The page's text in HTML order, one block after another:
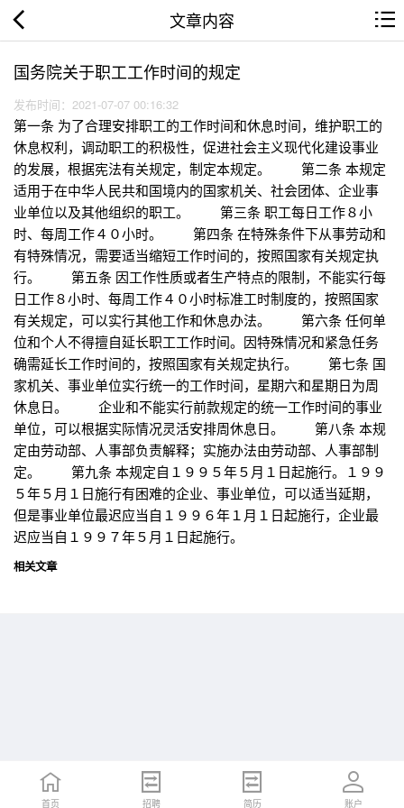
文章内容
国务院关于职工工作时间的规定
发布时间：2021-07-07 00:16:32
第一条 为了合理安排职工的工作时间和休息时间，维护职工的
休息权利，调动职工的积极性，促进社会主义现代化建设事业
的发展，根据宪法有关规定，制定本规定。 第二条 本规定
适用于在中华人民共和国境内的国家机关、社会团体、企业事
业单位以及其他组织的职工。 第三条 职工每日工作８小
时、每周工作４０小时。 第四条 在特殊条件下从事劳动和
有特殊情况，需要适当缩短工作时间的，按照国家有关规定执
行。 第五条 因工作性质或者生产特点的限制，不能实行每
日工作８小时、每周工作４０小时标准工时制度的，按照国家
有关规定，可以实行其他工作和休息办法。 第六条 任何单
位和个人不得擅自延长职工工作时间。因特殊情况和紧急任务
确需延长工作时间的，按照国家有关规定执行。 第七条 国
家机关、事业单位实行统一的工作时间，星期六和星期日为周
休息日。 企业和不能实行前款规定的统一工作时间的事业
单位，可以根据实际情况灵活安排周休息日。 第八条 本规
定由劳动部、人事部负责解释；实施办法由劳动部、人事部制
定。 第九条 本规定自１９９５年５月１日起施行。１９９
５年５月１日施行有困难的企业、事业单位，可以适当延期，
但是事业单位最迟应当自１９９６年１月１日起施行，企业最
迟应当自１９９７年５月１日起施行。
相关文章
首页 招聘 简历 账户
首页 招聘 简历 账户